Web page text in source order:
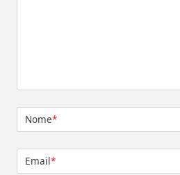
Nome*
Email*